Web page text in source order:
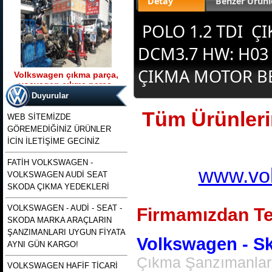
Volkswagen çıkma parça,
vosvagen çıkma parça,
wosvagen çıkma parça,
woswagen çıkma parça, vw
çıkma p
Ürün Kodu : t5 kasa transporter 2500 tdı
130 beygirlik çıkma motor
t5 kasa transporter 2500 tdı
130 beygirlik çıkma motor
2000 2001 2002 modellere uyumlu
çıkma merkezi kilit pompası , polo
merkezi kilit motoru, polo classıc ve
heşbekler icin merkezi kilit kontrol
pompası
Duyurular
WEB SİTEMİZDE
GÖREMEDİĞİNİZ ÜRÜNLER
İCİN İLETİŞİME GECİNİZ
FATİH VOLKSWAGEN -
VOLKSWAGEN AUDİ SEAT
SKODA ÇIKMA YEDEKLERİ
VOLKSWAGEN - AUDİ - SEAT -
SKODA MARKA ARAÇLARIN
ŞANZIMANLARI UYGUN FİYATA
AYNI GÜN KARGO!
VOLKSWAGEN HAFİF TİCARİ
POLO 1.2 TDI
DCM3.7 HW:
ÇIKMA MOTOR
Tüm
Firmamızdan
Volkswagen -
Çıkma